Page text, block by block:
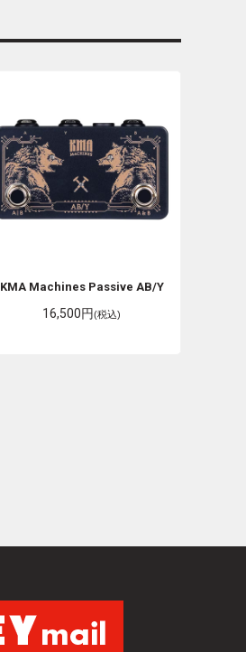
KMA Machines Passive AB/Y
16,500円(税込)